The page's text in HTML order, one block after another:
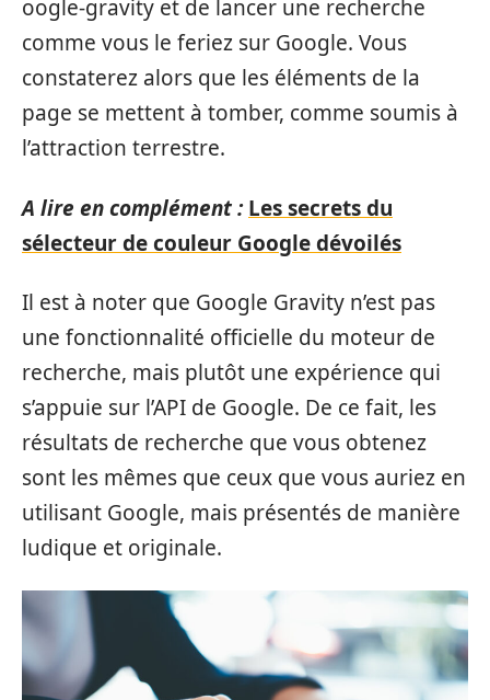
oogle-gravity et de lancer une recherche
comme vous le feriez sur Google. Vous
constaterez alors que les éléments de la
page se mettent à tomber, comme soumis à
l’attraction terrestre.
A lire en complément : Les secrets du
sélecteur de couleur Google dévoilés
Il est à noter que Google Gravity n’est pas
une fonctionnalité officielle du moteur de
recherche, mais plutôt une expérience qui
s’appuie sur l’API de Google. De ce fait, les
résultats de recherche que vous obtenez
sont les mêmes que ceux que vous auriez en
utilisant Google, mais présentés de manière
ludique et originale.